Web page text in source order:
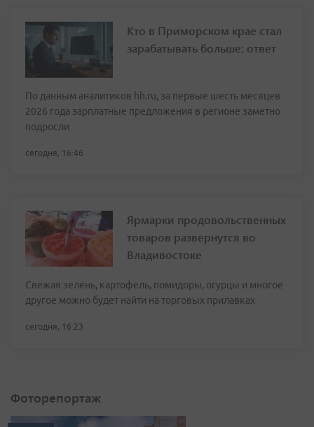
Кто в Приморском крае стал
зарабатывать больше: ответ
По данным аналитиков hh.ru, за первые шесть месяцев
2026 года зарплатные предложения в регионе заметно
подросли
сегодня, 16:46
Ярмарки продовольственных
товаров развернутся во
Владивостоке
Свежая зелень, картофель, помидоры, огурцы и многое
другое можно будет найти на торговых прилавках
сегодня, 16:23
Фоторепортаж